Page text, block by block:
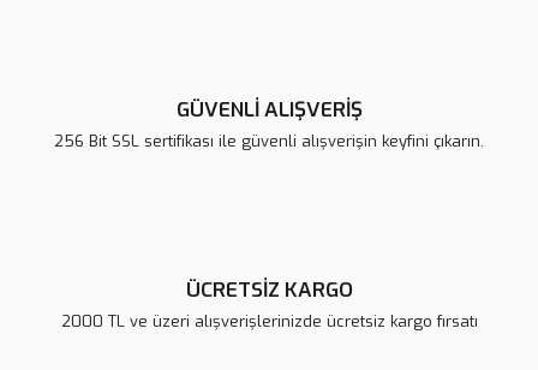
Ürün açıklamasında eksik bilgiler bulunuyor.
GÜVENLİ ALIŞVERİŞ
256 Bit SSL sertifikası ile güvenli alışverişin keyfini çıkarın.
ÜCRETSİZ KARGO
2000 TL ve üzeri alışverişlerinizde ücretsiz kargo fırsatı